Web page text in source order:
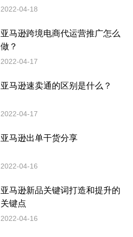
2022-04-18
亚马逊跨境电商代运营推广怎么
做？
2022-04-17
亚马逊速卖通的区别是什么？
2022-04-17
亚马逊出单干货分享
2022-04-16
亚马逊新品关键词打造和提升的
关键点
2022-04-16